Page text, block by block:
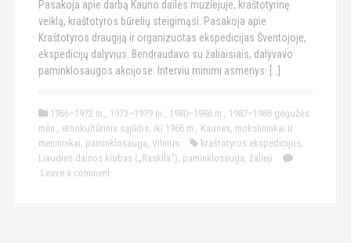
Pasakoja apie darbą Kauno dailės muziejuje, kraštotyrinę
veiklą, kraštotyros būrelių steigimąsi. Pasakoja apie
Kraštotyros draugiją ir organizuotas ekspedicijas Šventojoje,
ekspedicijų dalyvius. Bendraudavo su žaliaisiais, dalyvavo
paminklosaugos akcijose. Interviu minimi asmenys: […]
1966–1972 m., 1973–1979 m., 1980–1986 m., 1987–1988 gegužės
mėn., etnokultūrinis sąjūdis, iki 1966 m., Kaunas, mokslininkai ir
menininkai, paminklosauga, Vilnius kraštotyros ekspedicijos,
Liaudies dainos klubas („Raskila“), paminklosauga, žalieji
Leave a comment